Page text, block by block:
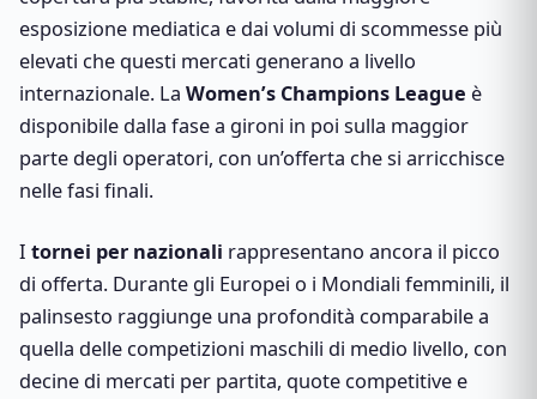
esposizione mediatica e dai volumi di scommesse più
elevati che questi mercati generano a livello
internazionale. La Women’s Champions League è
disponibile dalla fase a gironi in poi sulla maggior
parte degli operatori, con un’offerta che si arricchisce
nelle fasi finali.
I tornei per nazionali rappresentano ancora il picco
di offerta. Durante gli Europei o i Mondiali femminili, il
palinsesto raggiunge una profondità comparabile a
quella delle competizioni maschili di medio livello, con
decine di mercati per partita, quote competitive e